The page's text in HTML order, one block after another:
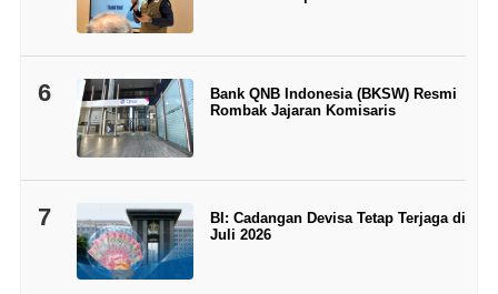
6
Bank QNB Indonesia (BKSW) Resmi
Rombak Jajaran Komisaris
7
BI: Cadangan Devisa Tetap Terjaga di
Juli 2026